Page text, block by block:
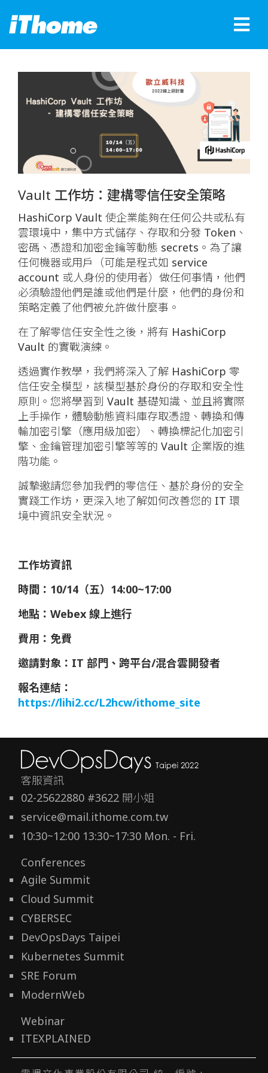
Vault 工作坊：建構零信任安全策略
HashiCorp Vault 使企業能夠在任何公共或私有
雲環境中，集中方式儲存、存取和分發 Token、
密碼、憑證和加密金鑰等動態 secrets。為了讓
任何機器或用戶（可能是程式如 service
account 或人身份的使用者）做任何事情，他們
必須驗證他們是誰或他們是什麼，他們的身份和
策略定義了他們被允許做什麼事。
在了解零信任安全性之後，將有 HashiCorp
Vault 的實戰演練。
透過實作教學，我們將深入了解 HashiCorp 零
信任安全模型，該模型基於身份的存取和安全性
原則。您將學習到 Vault 基礎知識、並且將實際
上手操作，體驗動態資料庫存取憑證、轉換和傳
輸加密引擎（應用級加密）、轉換標記化加密引
擎、金鑰管理加密引擎等等的 Vault 企業版的進
階功能。
誠摯邀請您參加我們的零信任、基於身份的安全
實踐工作坊，更深入地了解如何改善您的 IT 環
境中資訊安全狀況。
工作坊資訊
時間：10/14 （五） 14:00~17:00
地點：Webex 線上進行
費用：免費
邀請對象：IT 部門、跨平台/混合雲開發者
報名連結：
https://lihi2.cc/L2hcw/ithome_site
客服資訊
02-25622880 #3622 開小姐
service@mail.ithome.com.tw
10:30~12:00 13:30~17:30 Mon. - Fri.
Conferences
Agile Summit
Cloud Summit
CYBERSEC
DevOpsDays Taipei
Kubernetes Summit
SRE Forum
ModernWeb
Webinar
ITEXPLAINED